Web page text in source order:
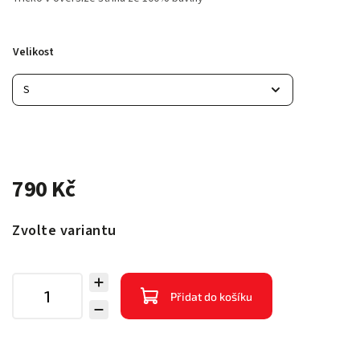
Velikost
790 Kč
Zvolte variantu
Přidat do košíku